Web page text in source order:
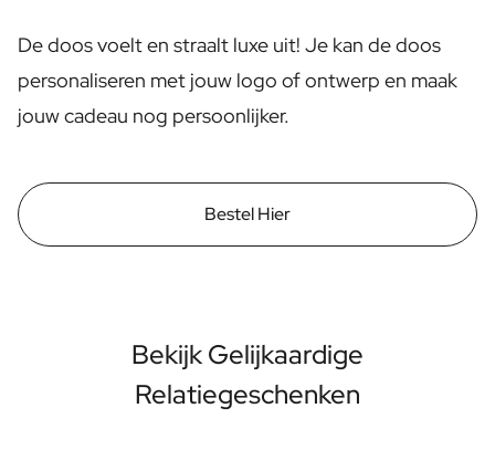
Tafelschikking Plaatskaartjes
Bericht op een cadeau
Kraskaart Cadeau
Cadeau voor Haar
Cadeau voor Mama
Cadeau voor Papa
Relatiegeschenken
Originele Kerstpakketten
Private Label Spirits
De doos voelt en straalt luxe uit! Je kan de doos
personaliseren met jouw logo of ontwerp en maak
jouw cadeau nog persoonlijker.
Bestel Hier
Bekijk Gelijkaardige
Relatiegeschenken